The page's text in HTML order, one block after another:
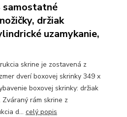
samostatné
držiak
uzamykanie,
skrine je zostavená z
dverí boxovej skrinky 349 x
boxovej skrinky: držiak
rám skrine z
d... celý popis